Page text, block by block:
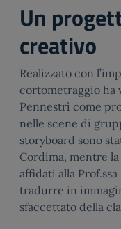
Un
creativo
Realizzato con
cortometraggio ha
Pennestrì come
nelle scene di
storyboard sono
Cordima, mentre
affidati alla
tradurre in
sfaccettato della